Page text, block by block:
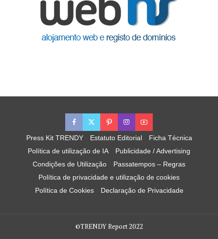
Press Kit TRENDY Estatuto Editorial
Ficha Técnica
Política de utilização de IA
Publicidade / Advertising
Condições de Utilização
Passatempos – Regras
Política de privacidade e utilização de cookies
Política de Cookies
Declaração de Privacidade
©TRENDY Report 2022